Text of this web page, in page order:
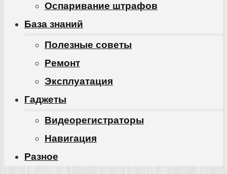
Оспаривание штрафов
База знаний
Полезные советы
Ремонт
Эксплуатация
Гаджеты
Видеорегистраторы
Навигация
Разное